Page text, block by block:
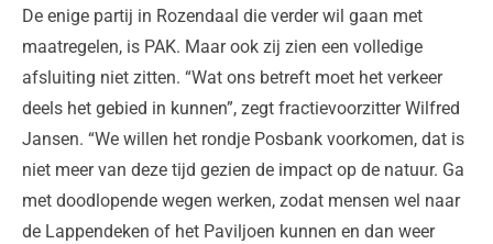
De enige partij in Rozendaal die verder wil gaan met
maatregelen, is PAK. Maar ook zij zien een volledige
afsluiting niet zitten. “Wat ons betreft moet het verkeer
deels het gebied in kunnen”, zegt fractievoorzitter Wilfred
Jansen. “We willen het rondje Posbank voorkomen, dat is
niet meer van deze tijd gezien de impact op de natuur. Ga
met doodlopende wegen werken, zodat mensen wel naar
de Lappendeken of het Paviljoen kunnen en dan weer